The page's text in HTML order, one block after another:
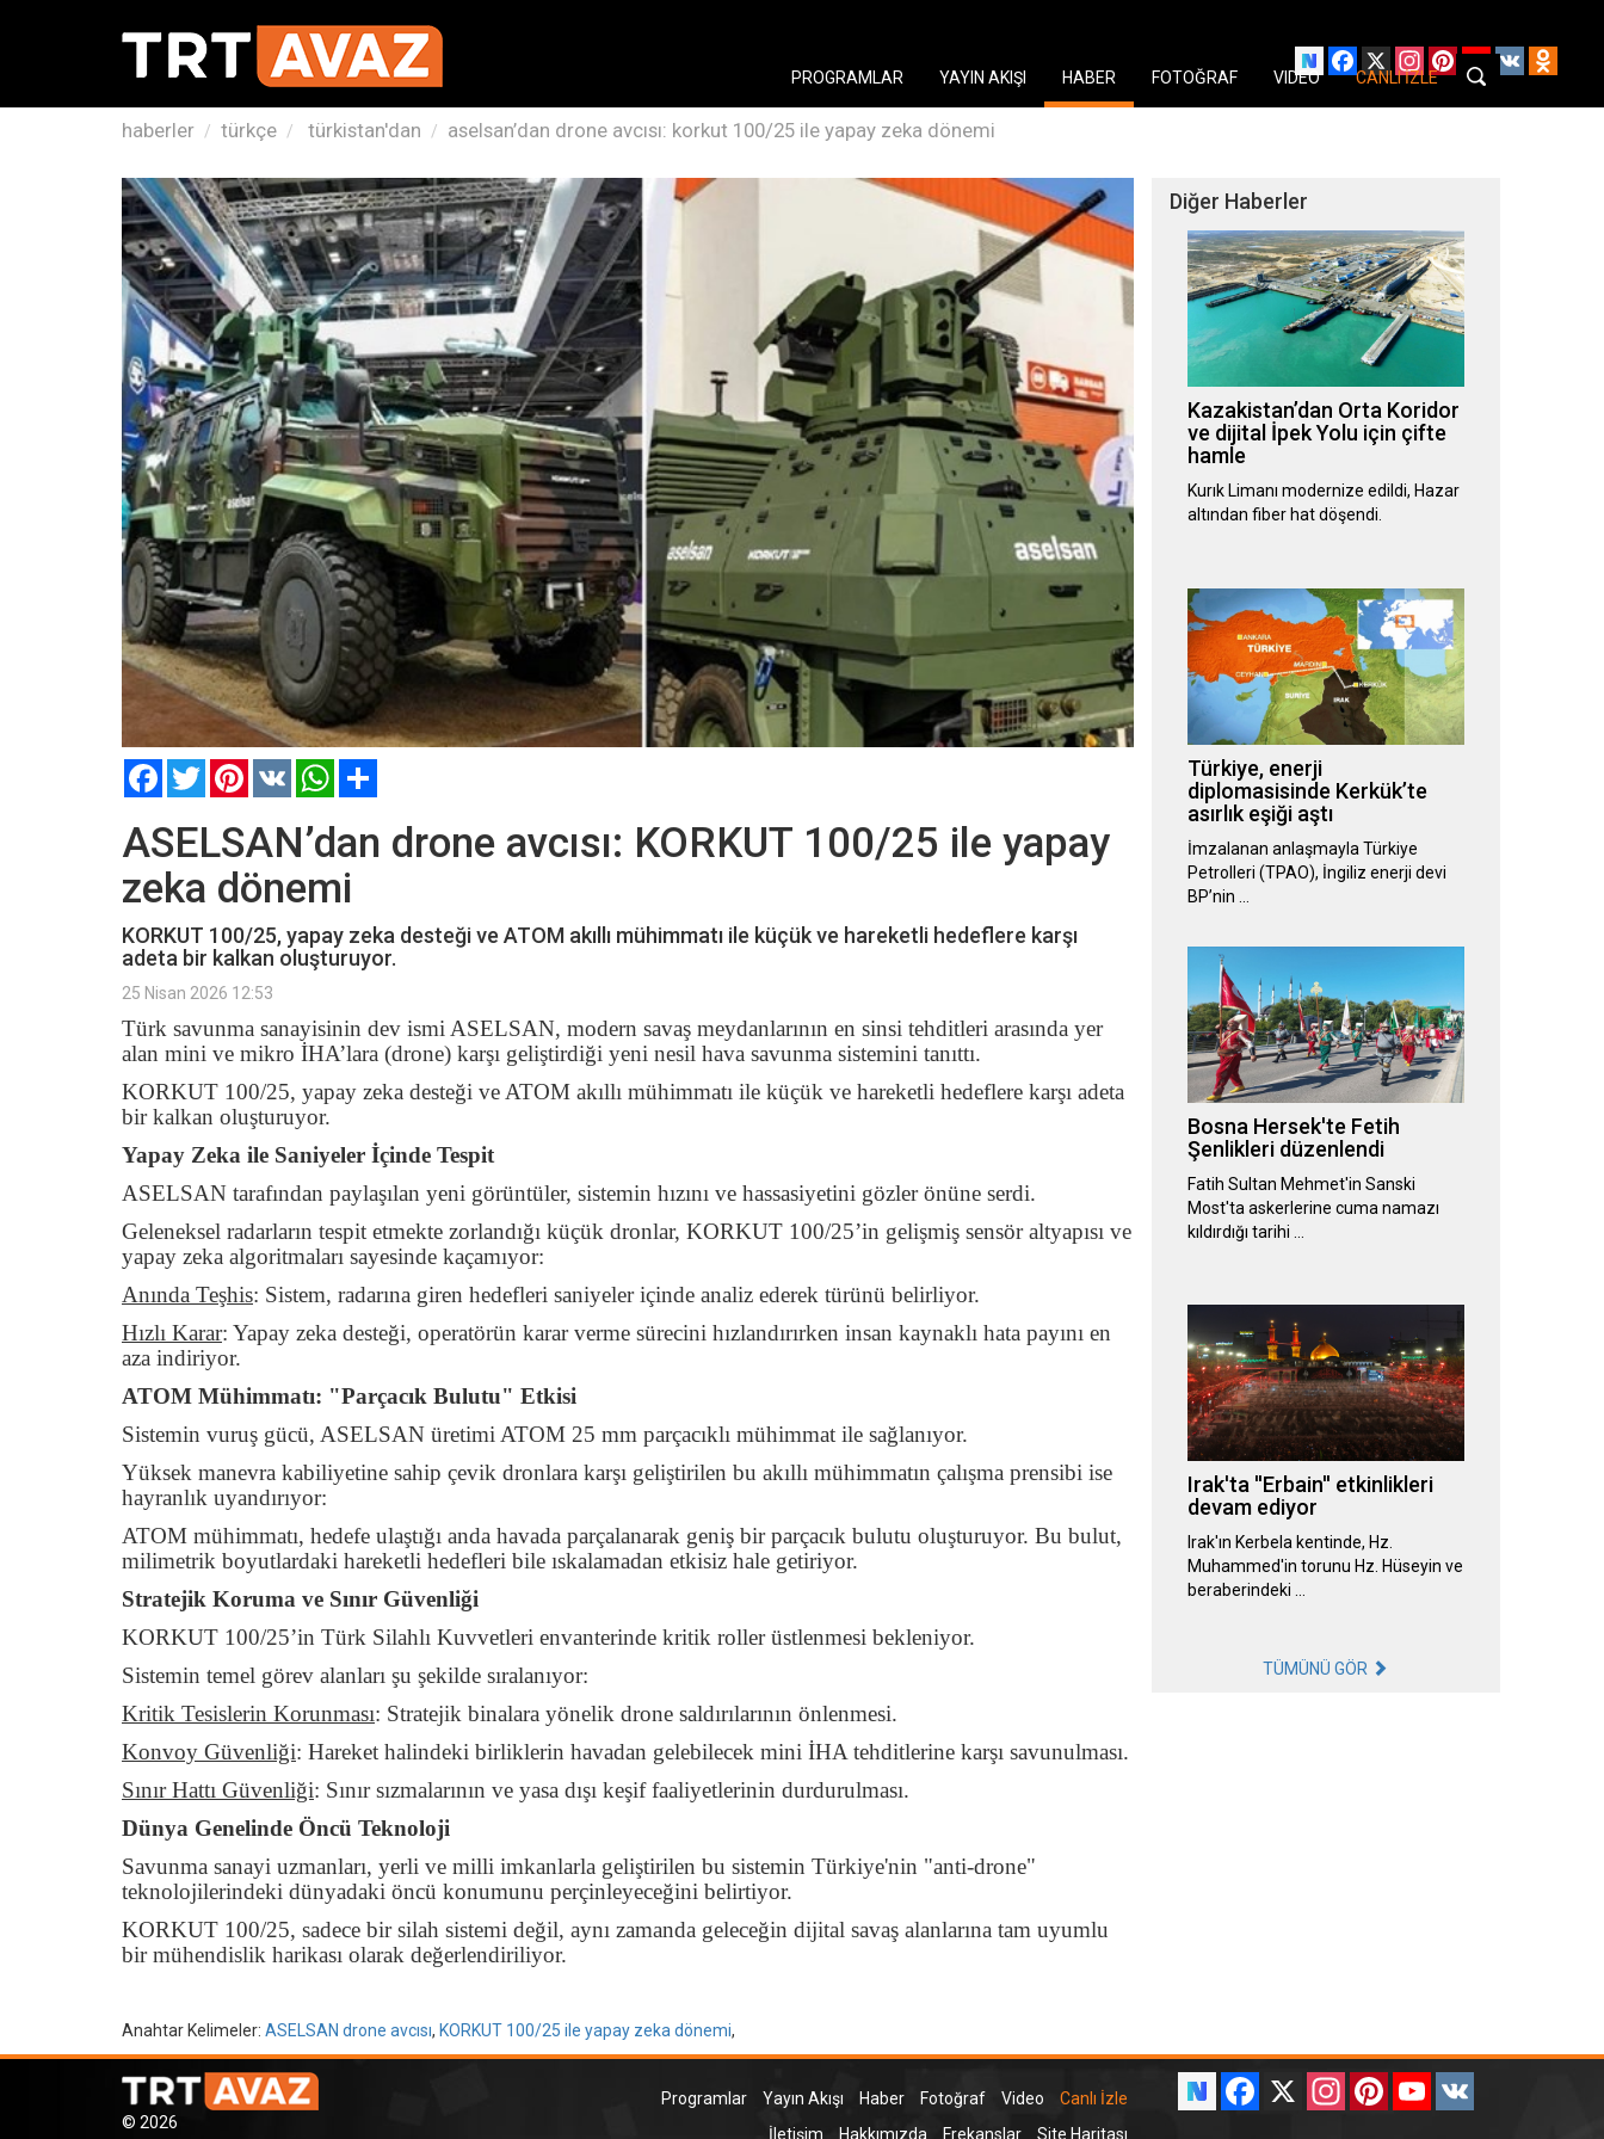
Facebook
X Instagram
PinterestYouTube
VK
PROGRAMLAR
YAYIN AKIŞI HABER FOTOĞRAF VIDEO CANLI İZLE
haberler türkçe türkistan'dan aselsan’dan drone avcısı: korkut 100/25 ile yapay zeka dönemi
FacebookTwitterPinterest
VK WhatsApp
ASELSAN’dan drone avcısı: KORKUT 100/25 ile yapay
zeka dönemi
KORKUT 100/25, yapay zeka desteği ve ATOM akıllı mühimmatı ile küçük ve hareketli hedeflere karşı
adeta bir kalkan oluşturuyor.
25 Nisan 2026 12:53
Türk savunma sanayisinin dev ismi ASELSAN, modern savaş meydanlarının en sinsi tehditleri arasında yer
alan mini ve mikro İHA’lara (drone) karşı geliştirdiği yeni nesil hava savunma sistemini tanıttı.
KORKUT 100/25, yapay zeka desteği ve ATOM akıllı mühimmatı ile küçük ve hareketli hedeflere karşı adeta
bir kalkan oluşturuyor.
Yapay Zeka ile Saniyeler İçinde Tespit
ASELSAN tarafından paylaşılan yeni görüntüler, sistemin hızını ve hassasiyetini gözler önüne serdi.
Geleneksel radarların tespit etmekte zorlandığı küçük dronlar, KORKUT 100/25’in gelişmiş sensör altyapısı ve
yapay zeka algoritmaları sayesinde kaçamıyor:
Anında Teşhis: Sistem, radarına giren hedefleri saniyeler içinde analiz ederek türünü belirliyor.
Hızlı Karar: Yapay zeka desteği, operatörün karar verme sürecini hızlandırırken insan kaynaklı hata payını en
aza indiriyor.
ATOM Mühimmatı: "Parçacık Bulutu" Etkisi
Sistemin vuruş gücü, ASELSAN üretimi ATOM 25 mm parçacıklı mühimmat ile sağlanıyor.
Yüksek manevra kabiliyetine sahip çevik dronlara karşı geliştirilen bu akıllı mühimmatın çalışma prensibi ise
hayranlık uyandırıyor:
ATOM mühimmatı, hedefe ulaştığı anda havada parçalanarak geniş bir parçacık bulutu oluşturuyor. Bu bulut,
milimetrik boyutlardaki hareketli hedefleri bile ıskalamadan etkisiz hale getiriyor.
Stratejik Koruma ve Sınır Güvenliği
KORKUT 100/25’in Türk Silahlı Kuvvetleri envanterinde kritik roller üstlenmesi bekleniyor.
Sistemin temel görev alanları şu şekilde sıralanıyor:
Kritik Tesislerin Korunması: Stratejik binalara yönelik drone saldırılarının önlenmesi.
Konvoy Güvenliği: Hareket halindeki birliklerin havadan gelebilecek mini İHA tehditlerine karşı savunulması.
Sınır Hattı Güvenliği: Sınır sızmalarının ve yasa dışı keşif faaliyetlerinin durdurulması.
Dünya Genelinde Öncü Teknoloji
Savunma sanayi uzmanları, yerli ve milli imkanlarla geliştirilen bu sistemin Türkiye'nin "anti-drone"
teknolojilerindeki dünyadaki öncü konumunu perçinleyeceğini belirtiyor.
KORKUT 100/25, sadece bir silah sistemi değil, aynı zamanda geleceğin dijital savaş alanlarına tam uyumlu
bir mühendislik harikası olarak değerlendiriliyor.
Anahtar Kelimeler: ASELSAN drone avcısı, KORKUT 100/25 ile yapay zeka dönemi,
Diğer Haberler
Kazakistan’dan Orta Koridor
ve dijital İpek Yolu için çifte
hamle
Kurık Limanı modernize edildi, Hazar
altından fiber hat döşendi.
Türkiye, enerji
diplomasisinde Kerkük’te
asırlık eşiği aştı
İmzalanan anlaşmayla Türkiye
Petrolleri (TPAO), İngiliz enerji devi
BP’nin …
Bosna Hersek'te Fetih
Şenlikleri düzenlendi
Fatih Sultan Mehmet'in Sanski
Most'ta askerlerine cuma namazı
kıldırdığı tarihi …
Irak'ta ''Erbain'' etkinlikleri
devam ediyor
Irak'ın Kerbela kentinde, Hz.
Muhammed'in torunu Hz. Hüseyin ve
beraberindeki …
TÜMÜNÜ GÖR
© 2026
Programlar Yayın Akışı Haber Fotoğraf Video
Canlı İzle
İletişim
Hakkımızda Frekanslar Site Haritası
Facebook
X InstagramPinterestYouTube